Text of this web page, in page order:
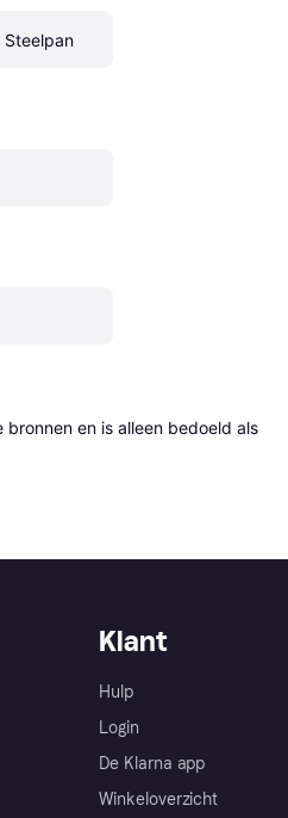
Steelpan
en is alleen bedoeld als
Klant
Hulp
Login
De Klarna app
Winkeloverzicht